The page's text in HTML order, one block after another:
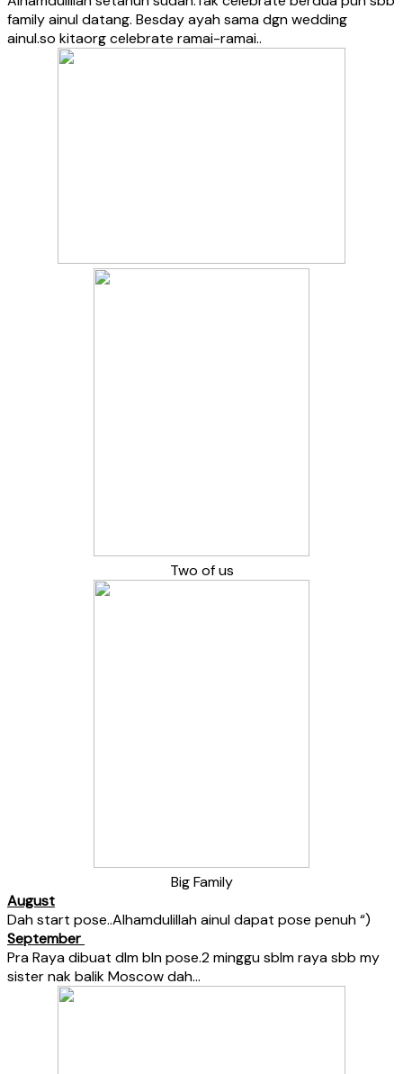
family ainul datang. Besday ayah sama dgn wedding
ainul.so kitaorg celebrate ramai-ramai..
Two of us
Big Family
August
Dah start pose..Alhamdulillah ainul dapat pose penuh “)
September
Pra Raya dibuat dlm bln pose.2 minggu sblm raya sbb my
sister nak balik Moscow dah…